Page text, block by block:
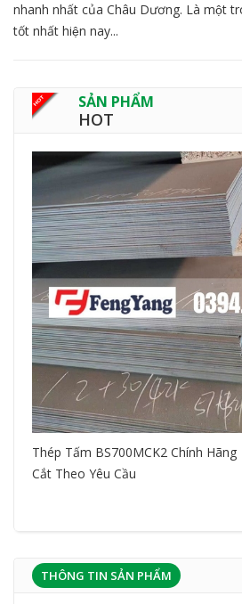
nhanh nhất của Châu Dương. Là một
tốt nhất hiện nay...
SẢN PHẨM
HOT
Thép Tấm BS700MCK2 Chính
Cắt Theo Yêu Cầu
THÔNG TIN SẢN PHẨM